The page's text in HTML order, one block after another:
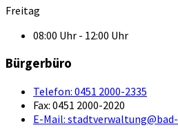
Freitag
08:00 Uhr - 12:00 Uhr
Bürgerbüro
Telefon: 0451 2000-2335
Fax: 0451 2000-2020
E-Mail: